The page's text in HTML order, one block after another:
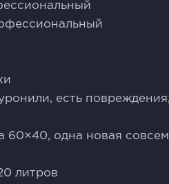
есть
60×40, одна новая совсем
литров